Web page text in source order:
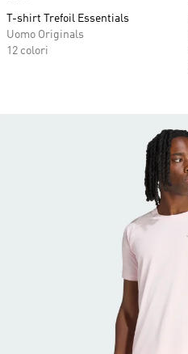
T-shirt Trefoil Essentials
Uomo Originals
12 colori